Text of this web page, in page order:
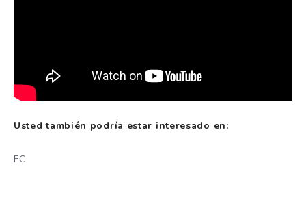
Usted también podría estar interesado en:
FC